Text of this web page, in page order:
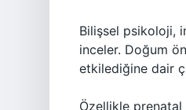
Bilişsel psikoloji,
inceler. Doğum
etkilediğine dair
Özellikle prenatal